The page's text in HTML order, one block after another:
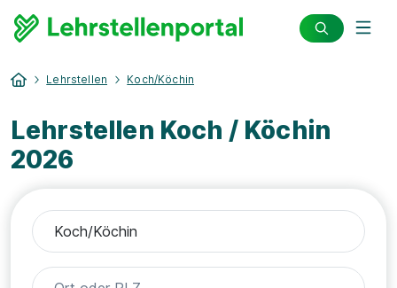
Lehrstellen Koch/Köchin
Lehrstellen Koch / Köchin
2026